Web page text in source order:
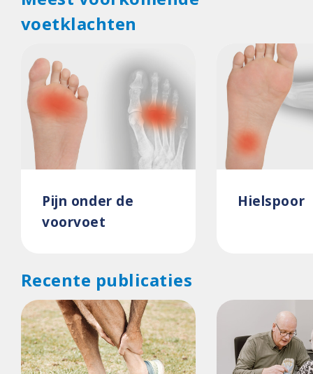
voetklachten
Pijn onder de
voorvoet
Hielspoor
Recente publicaties